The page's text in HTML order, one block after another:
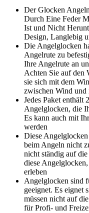
Der Glocken
Durch Eine Feder
Ist und Nicht
Design, Langlebig
Die Angelglocken
Angelrute zu
Ihre Angelrute an
Achten Sie auf den
sie sich mit dem
zwischen Wind und
Jedes Paket enthält
Angelglocken, die
Es kann auch mit
werden
Diese
beim Angeln nicht
nicht ständig auf
diese
erleben
Angelglocken sind
geeignet. Es eignet
müssen nicht auf
für Profi- und